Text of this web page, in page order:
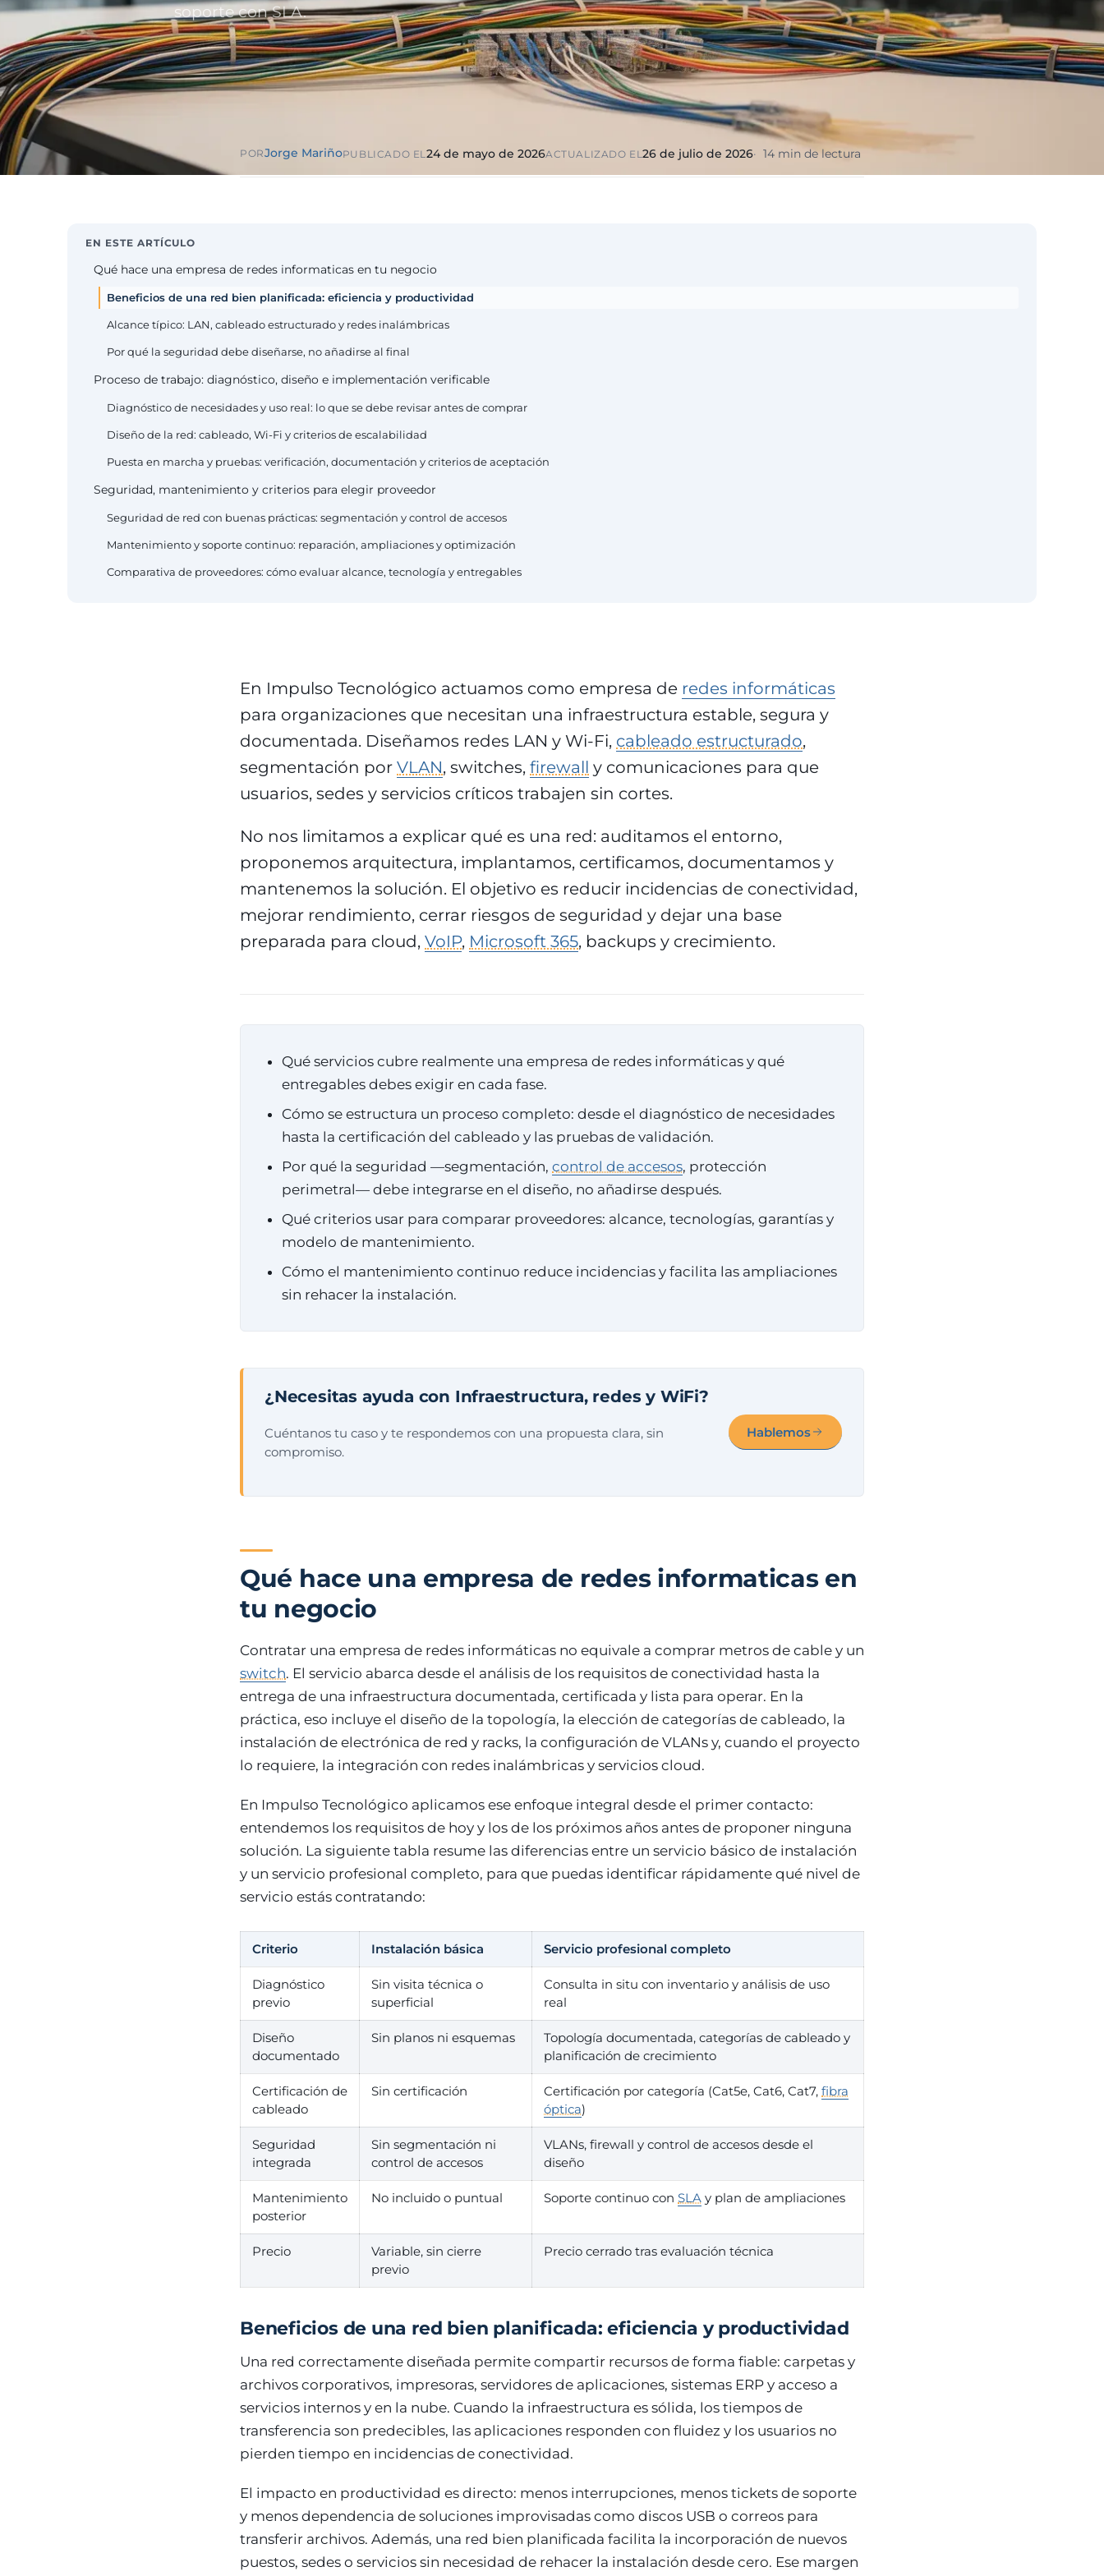
Sector público y
administraciones
Ayuntamientos, diputaciones,
ENS obligatorio
Educación y formación
Universidades, academias,
RGPD reforzado por menores
Pharma e industria
Multinacionales ES / PT
Cobertura internacional,
soporte con SLA.
PORJorge MariñoPUBLICADO EL24 de mayo de 2026ACTUALIZADO EL26 de julio de 2026 14 min de lectura
EN ESTE ARTÍCULO
Qué hace una empresa de redes informaticas en tu negocio
Beneficios de una red bien planificada: eficiencia y productividad
Alcance típico: LAN, cableado estructurado y redes inalámbricas
Por qué la seguridad debe diseñarse, no añadirse al final
Proceso de trabajo: diagnóstico, diseño e implementación verificable
Diagnóstico de necesidades y uso real: lo que se debe revisar antes de comprar
Diseño de la red: cableado, Wi‑Fi y criterios de escalabilidad
Puesta en marcha y pruebas: verificación, documentación y criterios de aceptación
Seguridad, mantenimiento y criterios para elegir proveedor
Seguridad de red con buenas prácticas: segmentación y control de accesos
Mantenimiento y soporte continuo: reparación, ampliaciones y optimización
Comparativa de proveedores: cómo evaluar alcance, tecnología y entregables
En Impulso Tecnológico actuamos como empresa de redes informáticas
para organizaciones que necesitan una infraestructura estable, segura y
documentada. Diseñamos redes LAN y Wi-Fi, cableado estructurado,
segmentación por VLAN, switches, firewall y comunicaciones para que
usuarios, sedes y servicios críticos trabajen sin cortes.
No nos limitamos a explicar qué es una red: auditamos el entorno,
proponemos arquitectura, implantamos, certificamos, documentamos y
mantenemos la solución. El objetivo es reducir incidencias de conectividad,
mejorar rendimiento, cerrar riesgos de seguridad y dejar una base
preparada para cloud, VoIP, Microsoft 365, backups y crecimiento.
Qué servicios cubre realmente una empresa de redes informáticas y qué
entregables debes exigir en cada fase.
Cómo se estructura un proceso completo: desde el diagnóstico de necesidades
hasta la certificación del cableado y las pruebas de validación.
Por qué la seguridad —segmentación, control de accesos, protección
perimetral— debe integrarse en el diseño, no añadirse después.
Qué criterios usar para comparar proveedores: alcance, tecnologías, garantías y
modelo de mantenimiento.
Cómo el mantenimiento continuo reduce incidencias y facilita las ampliaciones
sin rehacer la instalación.
¿Necesitas ayuda con Infraestructura, redes y WiFi?
Cuéntanos tu caso y te respondemos con una propuesta clara, sin
compromiso.
Hablemos
Qué hace una empresa de redes informaticas en
tu negocio
Contratar una empresa de redes informáticas no equivale a comprar metros de cable y un
switch. El servicio abarca desde el análisis de los requisitos de conectividad hasta la
entrega de una infraestructura documentada, certificada y lista para operar. En la
práctica, eso incluye el diseño de la topología, la elección de categorías de cableado, la
instalación de electrónica de red y racks, la configuración de VLANs y, cuando el proyecto
lo requiere, la integración con redes inalámbricas y servicios cloud.
En Impulso Tecnológico aplicamos ese enfoque integral desde el primer contacto:
entendemos los requisitos de hoy y los de los próximos años antes de proponer ninguna
solución. La siguiente tabla resume las diferencias entre un servicio básico de instalación
y un servicio profesional completo, para que puedas identificar rápidamente qué nivel de
servicio estás contratando:
Criterio Instalación básica Servicio profesional completo
Diagnóstico
previo
Sin visita técnica o
superficial
Consulta in situ con inventario y análisis de uso
real
Diseño
documentado
Sin planos ni esquemas
Topología documentada, categorías de cableado y
planificación de crecimiento
Certificación de
cableado
Sin certificación Certificación por categoría (Cat5e, Cat6, Cat7, fibra
óptica)
Seguridad
integrada
Sin segmentación ni
control de accesos
VLANs, firewall y control de accesos desde el
diseño
Mantenimiento
posterior
No incluido o puntual Soporte continuo con SLA y plan de ampliaciones
Precio
Variable, sin cierre
previo
Precio cerrado tras evaluación técnica
Beneficios de una red bien planificada: eficiencia y productividad
Una red correctamente diseñada permite compartir recursos de forma fiable: carpetas y
archivos corporativos, impresoras, servidores de aplicaciones, sistemas ERP y acceso a
servicios internos y en la nube. Cuando la infraestructura es sólida, los tiempos de
transferencia son predecibles, las aplicaciones responden con fluidez y los usuarios no
pierden tiempo en incidencias de conectividad.
El impacto en productividad es directo: menos interrupciones, menos tickets de soporte
y menos dependencia de soluciones improvisadas como discos USB o correos para
transferir archivos. Además, una red bien planificada facilita la incorporación de nuevos
puestos, sedes o servicios sin necesidad de rehacer la instalación desde cero. Ese margen